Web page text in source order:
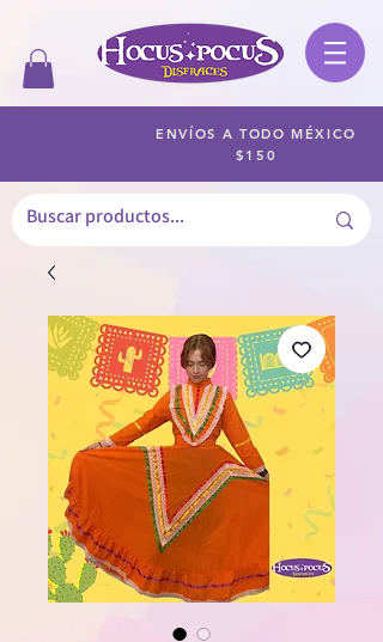
ENVÍOS A TODO MÉXICO
$150